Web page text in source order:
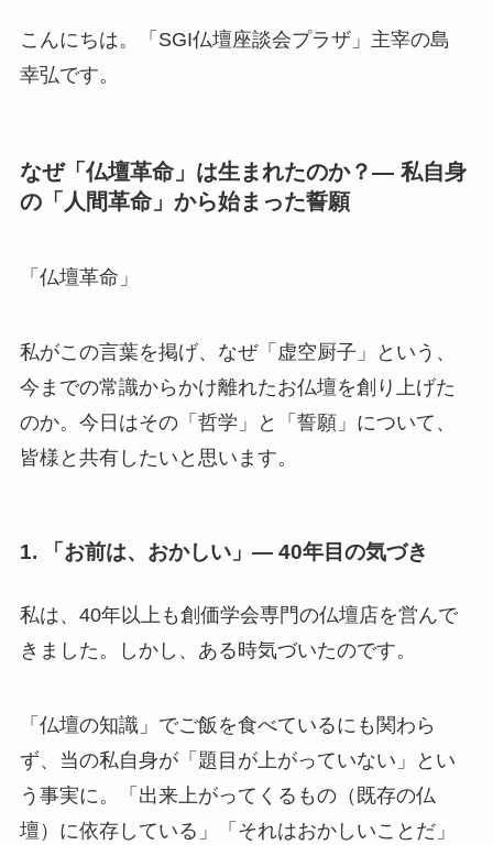
こんにちは。「SGI仏壇座談会プラザ」主宰の島
幸弘です。
なぜ「仏壇革命」は生まれたのか？— 私自身
の「人間革命」から始まった誓願
「仏壇革命」
私がこの言葉を掲げ、なぜ「虚空厨子」という、
今までの常識からかけ離れたお仏壇を創り上げた
のか。今日はその「哲学」と「誓願」について、
皆様と共有したいと思います。
1. 「お前は、おかしい」— 40年目の気づき
私は、40年以上も創価学会専門の仏壇店を営んで
きました。しかし、ある時気づいたのです。
「仏壇の知識」でご飯を食べているにも関わら
ず、当の私自身が「題目が上がっていない」とい
う事実に。「出来上がってくるもの（既存の仏
壇）に依存している」「それはおかしいことだ」